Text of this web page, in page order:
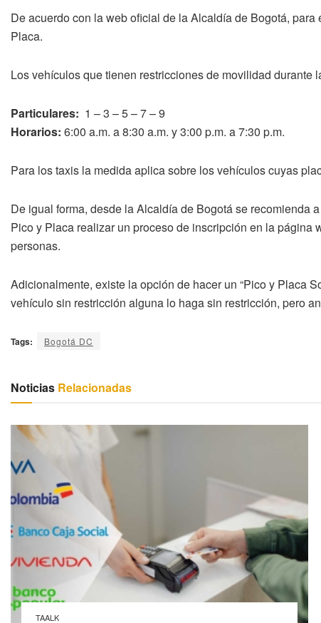
De acuerdo con la web oficial de la Alcaldía de Bogotá,
Placa.
Los vehículos que tienen restricciones de movilidad durante
Particulares: 1 – 3 – 5 – 7 – 9
Horarios: 6:00 a.m. a 8:30 a.m. y 3:00 p.m. a 7:30 p.m.
Para los taxis la medida aplica sobre los vehículos cuyas
De igual forma, desde la Alcaldía de Bogotá se recomienda
Pico y Placa realizar un proceso de inscripción en la página
personas.
Adicionalmente, existe la opción de hacer un “Pico y Placa
vehículo sin restricción alguna lo haga sin restricción, pero
Tags: Bogotá DC
Noticias Relacionadas
TAALK